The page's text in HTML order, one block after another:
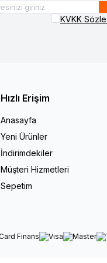
KVKK
Hızlı Erişim
Anasayfa
Yeni Ürünler
İndirimdekiler
Müşteri Hizmetleri
Sepetim